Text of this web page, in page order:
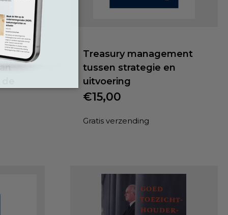
Treasury management
tussen strategie en
uitvoering
€15,00
Gratis verzending